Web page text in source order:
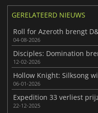
GERELATEERD NIEUWS
04-08-2026
12-02-2026
06-01-2026
22-12-2025